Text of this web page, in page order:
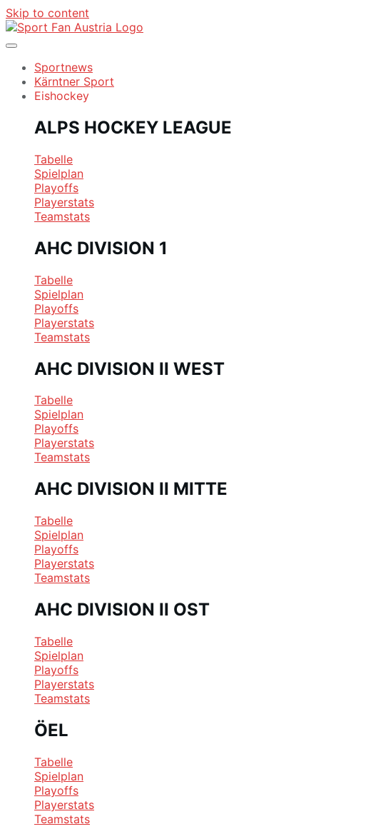
Skip to content
Sportnews
Kärntner Sport
Eishockey
ALPS HOCKEY LEAGUE
Tabelle
Spielplan
Playoffs
Playerstats
Teamstats
AHC DIVISION 1
Tabelle
Spielplan
Playoffs
Playerstats
Teamstats
AHC DIVISION II WEST
Tabelle
Spielplan
Playoffs
Playerstats
Teamstats
AHC DIVISION II MITTE
Tabelle
Spielplan
Playoffs
Playerstats
Teamstats
AHC DIVISION II OST
Tabelle
Spielplan
Playoffs
Playerstats
Teamstats
ÖEL
Tabelle
Spielplan
Playoffs
Playerstats
Teamstats